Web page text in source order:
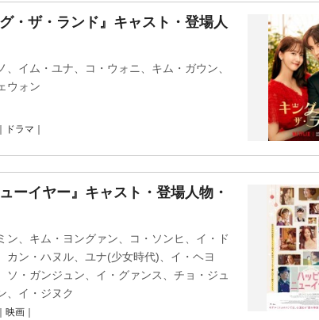
・ザ・ランド』キャスト・登場人
、イム・ユナ、コ・ウォニ、キム・ガウン、
ウォン
｜ドラマ｜
ーイヤー』キャスト・登場人物・
ン、キム・ヨングァン、コ・ソンヒ、イ・ド
カン・ハヌル、ユナ(少女時代)、イ・ヘヨ
ソ・ガンジュン、イ・グァンス、チョ・ジュ
、イ・ジヌク
｜映画｜